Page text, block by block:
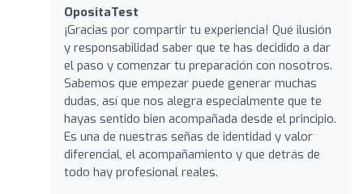
OpositaTest
¡Gracias por compartir tu experiencia! Qué ilusión
y responsabilidad saber que te has decidido a dar
el paso y comenzar tu preparación con nosotros.
Sabemos que empezar puede generar muchas
dudas, así que nos alegra especialmente que te
hayas sentido bien acompañada desde el principio.
Es una de nuestras señas de identidad y valor
diferencial, el acompañamiento y que detrás de
todo hay profesional reales.